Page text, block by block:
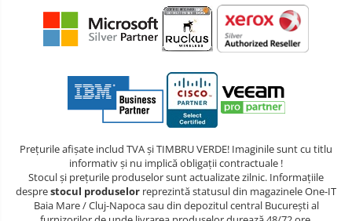
Prețurile afișate includ TVA și TIMBRU VERDE! Imaginile sunt cu titlu
informativ și nu implică obligații contractuale !
Stocul și prețurile produselor sunt actualizate zilnic. Informațiile
desprestocul produselor reprezintă statusul din magazinele One-IT
Baia Mare / Cluj-Napoca sau din depozitul central București al